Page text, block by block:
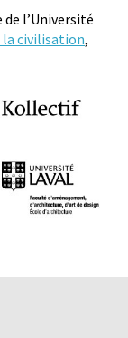
l’Université
la civilisation,